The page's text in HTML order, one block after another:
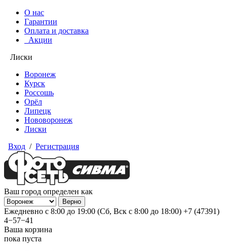
О нас
Гарантии
Оплата и доставка
Акции
Лиски
Воронеж
Курск
Россошь
Орёл
Липецк
Нововоронеж
Лиски
Вход / Регистрация
Ваш город определен как
Ежедневно с 8:00 до 19:00 (Сб, Вск с 8:00 до 18:00) +7 (47391)
4−57−41
Ваша корзина
пока пуста